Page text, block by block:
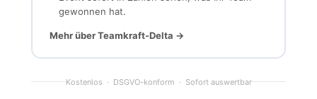
gewonnen hat.
Mehr über Teamkraft-Delta →
Kostenlos · DSGVO-konform · Sofort auswertbar